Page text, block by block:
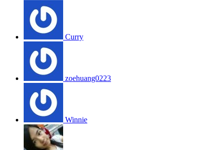
Curry
zoehuang0223
Winnie